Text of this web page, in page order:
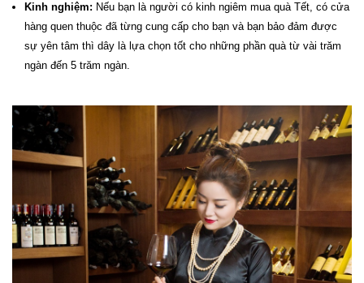
Kinh nghiệm: Nếu bạn là người có kinh ngiêm mua quà Tết, có cửa
hàng quen thuộc đã từng cung cấp cho bạn và bạn bảo đảm được
sự yên tâm thì dây là lựa chọn tốt cho những phần quà từ vài trăm
ngàn đến 5 trăm ngàn.